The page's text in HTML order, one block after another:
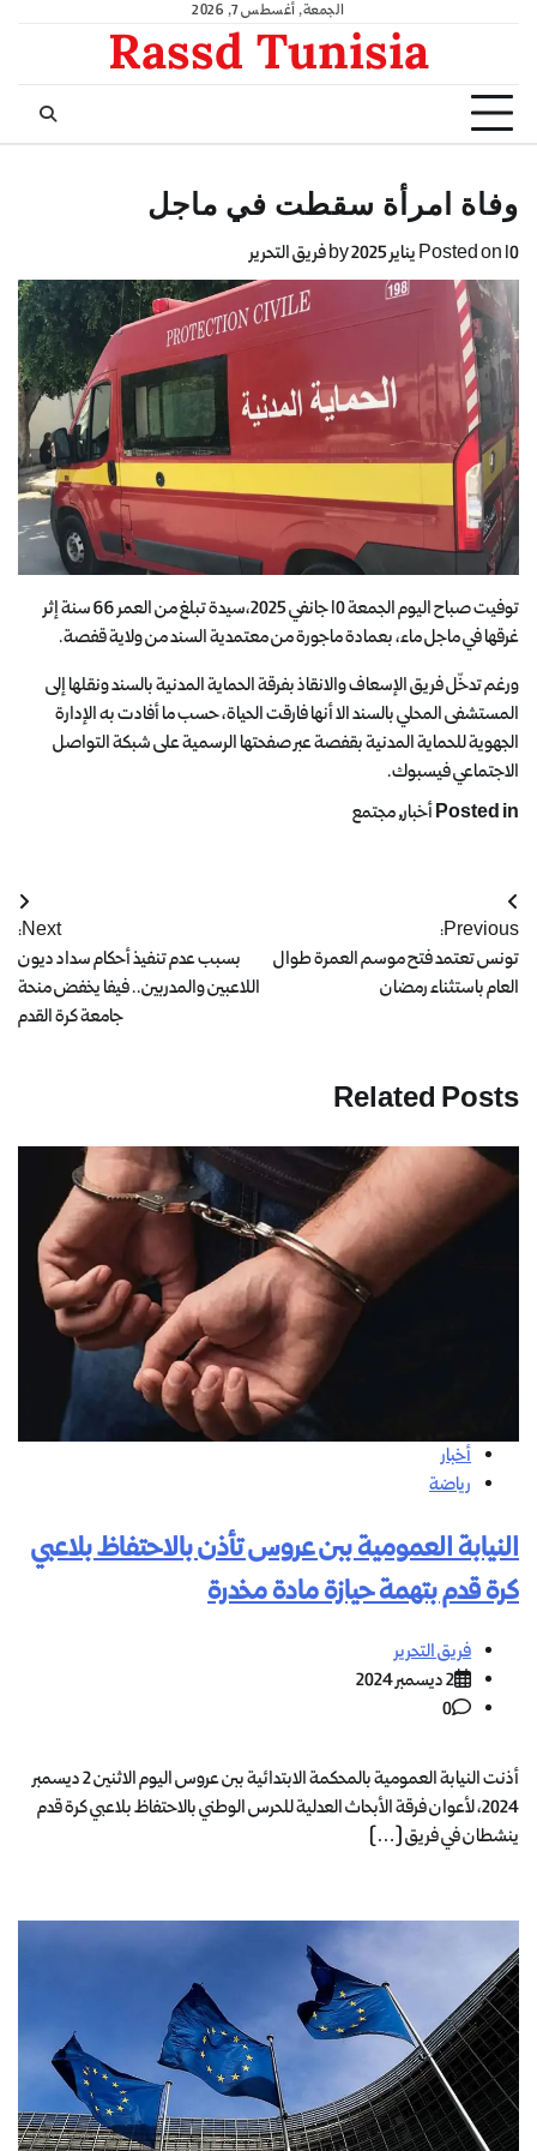
الجمعة, أغسطس 7, 2026
Rassd Tunisia
وفاة امرأة سقطت في ماجل
Posted on10 يناير 2025 فريق التحرير
توفيت صباح اليوم الجمعة 10 جانفي 2025،سيدة تبلغ من العمر 66 سنة إثر
غرقها في ماجل ماء، بعمادة ماجورة من معتمدية السند من ولاية قفصة.
ورغم تدخّل فريق الإسعاف والانقاذ بفرقة الحماية المدنية بالسند ونقلها إلى
المستشفى المحلي بالسند الا أنها فارقت الحياة، حسب ما أفادت به الإدارة
الجهوية للحماية المدنية بقفصة عبر صفحتها الرسمية على شبكة التواصل
الاجتماعي فيسبوك.
Posted inأخبار,مجتمع
Previous:
تونس تعتمد فتح موسم العمرة طوال
العام باستثناء رمضان
Next:
بسبب عدم تنفيذ أحكام سداد ديون
اللاعبين والمدربين.. فيفا يخفض منحة
جامعة كرة القدم
Related Posts
أخبار
رياضة
النيابة العمومية ببن عروس تأذن بالاحتفاظ بلاعبي
كرة قدم بتهمة حيازة مادة مخدرة
فريق التحرير
2 ديسمبر 2024
0
أذنت النيابة العمومية بالمحكمة الابتدائية ببن عروس اليوم الاثنين 2 ديسمبر
2024، لأعوان فرقة الأبحاث العدلية للحرس الوطني بالاحتفاظ بلاعبي كرة قدم
ينشطان في فريق […]